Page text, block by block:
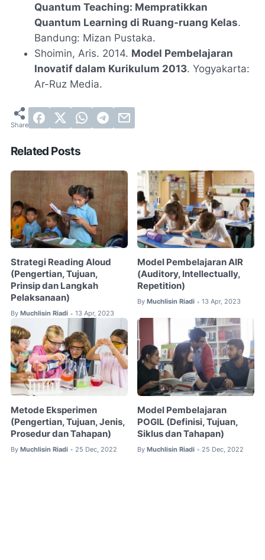
Quantum Teaching: Mempratikkan
Quantum Learning di Ruang-ruang Kelas.
Bandung: Mizan Pustaka.
Shoimin, Aris. 2014. Model Pembelajaran
Inovatif dalam Kurikulum 2013. Yogyakarta:
Ar-Ruz Media.
Related Posts
Strategi Reading Aloud
(Pengertian, Tujuan,
Prinsip dan Langkah
Pelaksanaan)
By Muchlisin Riadi • 13 Apr, 2023
Model Pembelajaran AIR
(Auditory, Intellectually,
Repetition)
By Muchlisin Riadi • 13 Apr, 2023
Metode Eksperimen
(Pengertian, Tujuan, Jenis,
Prosedur dan Tahapan)
By Muchlisin Riadi • 25 Dec, 2022
Model Pembelajaran
POGIL (Definisi, Tujuan,
Siklus dan Tahapan)
By Muchlisin Riadi • 25 Dec, 2022